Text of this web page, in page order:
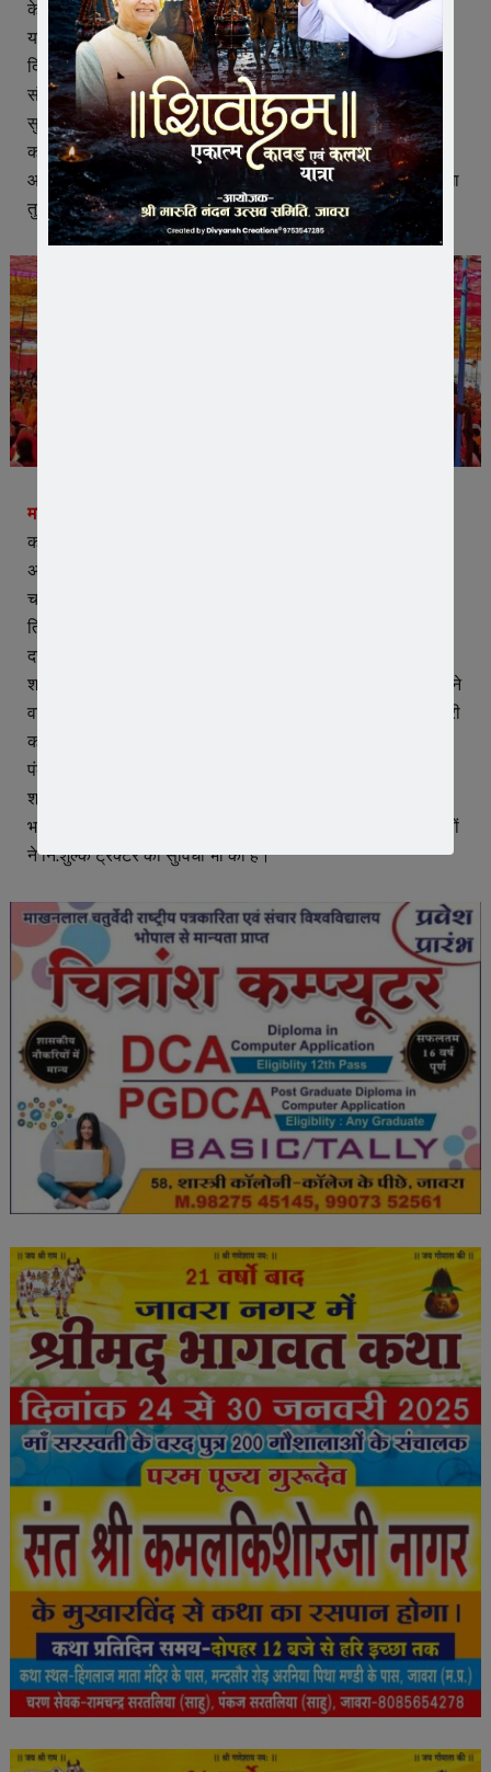
के काम में जरुर अर्पित करना चाहिए।
यह बात फोरलेन स्थित श्री हिंगलाज माता मंदिर प्रांगण में जारी सात
दिवसीय श्रीमद् भागवत कथा के छठे दिन भक्तों को सम्बोधित करते हुए
संत कमलकिशोर नागर ने कहीं। कथा के छठे दिन गोपी प्रसंग और
सुदामा प्रसंग सुनाते हुए संत श्री ने कहा कि साथ जाएगा तो केवल प्रभु
का नाम, अपने आम का बगीचा लगाया, संतरे का बगीचा लगाया और वह
आपके साथ नहीं जाएगा। अंत समय आपके साथ केवल आपके मुंह में रखा
तुलसी पत्र ही साथ जाएगा।
माथे में बिंदी हमेशा लगाए महिलाए –
कथा के दौरान महिलाओं को संदेश देते हुए नागर जी ने कहा कि नारी को
अपने माथे पर बिंदी हमेशा रखनी चाहिए और अपनी मांग में सिंदूर रखना
चाहिए, नारी का चूड़ा, नारी का सुहाग होता हैं, पुरुष को अपने माथे पर
तिलक लगाना चाहिए तिलक एक रोधक शक्ति हैं। घर में स्वास्तिक,
दरवाजे पर त्रिशूल के साथ शुभ लाभ लिखा होना चाहिए, यह एक रोधक
शक्ति। यह रोधी शक्ति जब लग जाती है तो कोई भी काल या समस्या आने
वाली होती है तो इस रोहतक शक्ति को देखकर टल जाती हैं। 30 जनवरी
को कथा का विराम होगा। छठे दिन आयोजक रामचन्द्र सरतलिया व
पंकज सरतलिया ने पौथी पूजन व आरती की। उल्लेखनीय है कि कथा
श्रवण करने हजारो की संख्या में भीड़ उमड़ रही हैं। कथा स्थल तक
भक्तों को लाने और ले जाने के लिए बसों के साथ ही आसपास के ग्रामीणों
ने नि:शुल्क ट्रेक्टर की सुविधा भी की हैं।